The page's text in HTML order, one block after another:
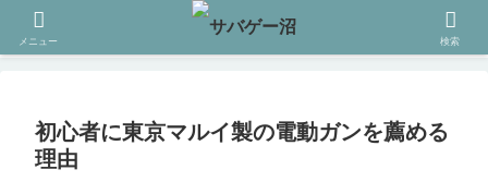
初心者に東京マルイ製の電動ガンを薦める
理由
メニュー 検索